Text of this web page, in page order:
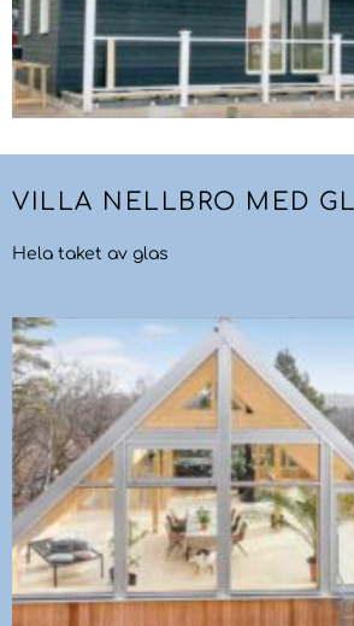
VILLA NELLBRO MED
Hela taket av glas